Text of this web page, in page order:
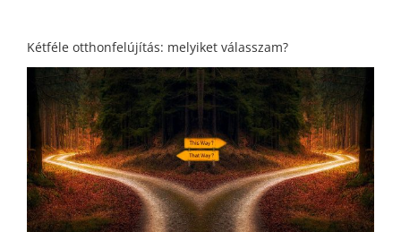
KAPCSOLAT
KÉPGALÉRIA
RÓLUNK
Kétféle otthonfelújítás: melyiket válasszam?
Larger
Image